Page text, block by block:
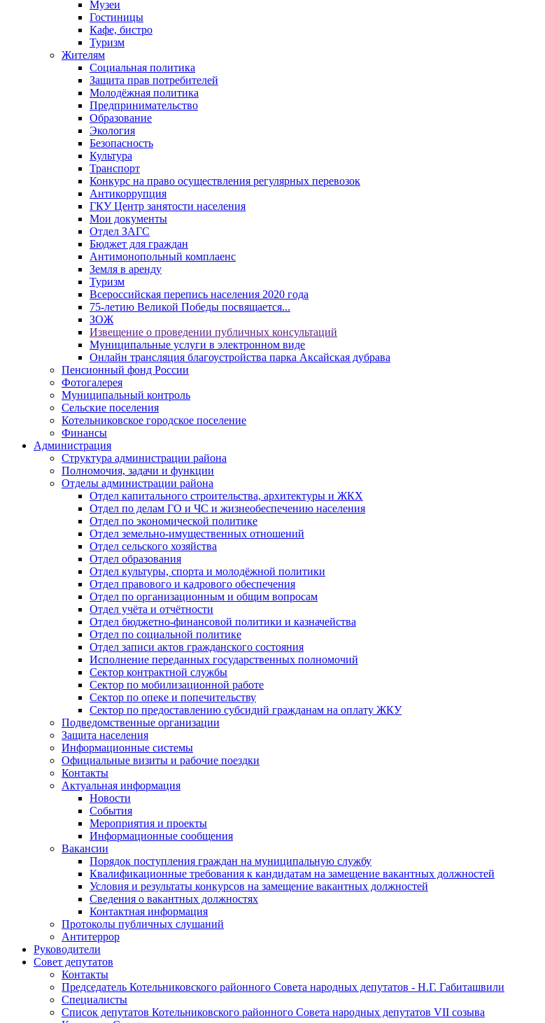
Музеи
Гостиницы
Кафе, бистро
Туризм
Жителям
Социальная политика
Защита прав потребителей
Молодёжная политика
Предпринимательство
Образование
Экология
Безопасность
Культура
Транспорт
Конкурс на право осуществления регулярных перевозок
Антикоррупция
ГКУ Центр занятости населения
Мои документы
Отдел ЗАГС
Бюджет для граждан
Антимонопольный комплаенс
Земля в аренду
Туризм
Всероссийская перепись населения 2020 года
75-летию Великой Победы посвящается...
ЗОЖ
Извещение о проведении публичных консультаций
Муниципальные услуги в электронном виде
Онлайн трансляция благоустройства парка Аксайская дубрава
Пенсионный фонд России
Фотогалерея
Муниципальный контроль
Сельские поселения
Котельниковское городское поселение
Финансы
Администрация
Структура администрации района
Полномочия, задачи и функции
Отделы администрации района
Отдел капитального строительства, архитектуры и ЖКХ
Отдел по делам ГО и ЧС и жизнеобеспечению населения
Отдел по экономической политике
Отдел земельно-имущественных отношений
Отдел сельского хозяйства
Отдел образования
Отдел культуры, спорта и молодёжной политики
Отдел правового и кадрового обеспечения
Отдел по организационным и общим вопросам
Отдел учёта и отчётности
Отдел бюджетно-финансовой политики и казначейства
Отдел по социальной политике
Отдел записи актов гражданского состояния
Исполнение переданных государственных полномочий
Сектор контрактной службы
Сектор по мобилизационной работе
Сектор по опеке и попечительству
Сектор по предоставлению субсидий гражданам на оплату ЖКУ
Подведомственные организации
Защита населения
Информационные системы
Официальные визиты и рабочие поездки
Контакты
Актуальная информация
Новости
События
Мероприятия и проекты
Информационные сообщения
Вакансии
Порядок поступления граждан на муниципальную службу
Квалификационные требования к кандидатам на замещение вакантных должностей
Условия и результаты конкурсов на замещение вакантных должностей
Сведения о вакантных должностях
Контактная информация
Протоколы публичных слушаний
Антитеррор
Руководители
Совет депутатов
Контакты
Председатель Котельниковского районного Совета народных депутатов - Н.Г. Габиташвили
Специалисты
Список депутатов Котельниковского районного Совета народных депутатов VII созыва